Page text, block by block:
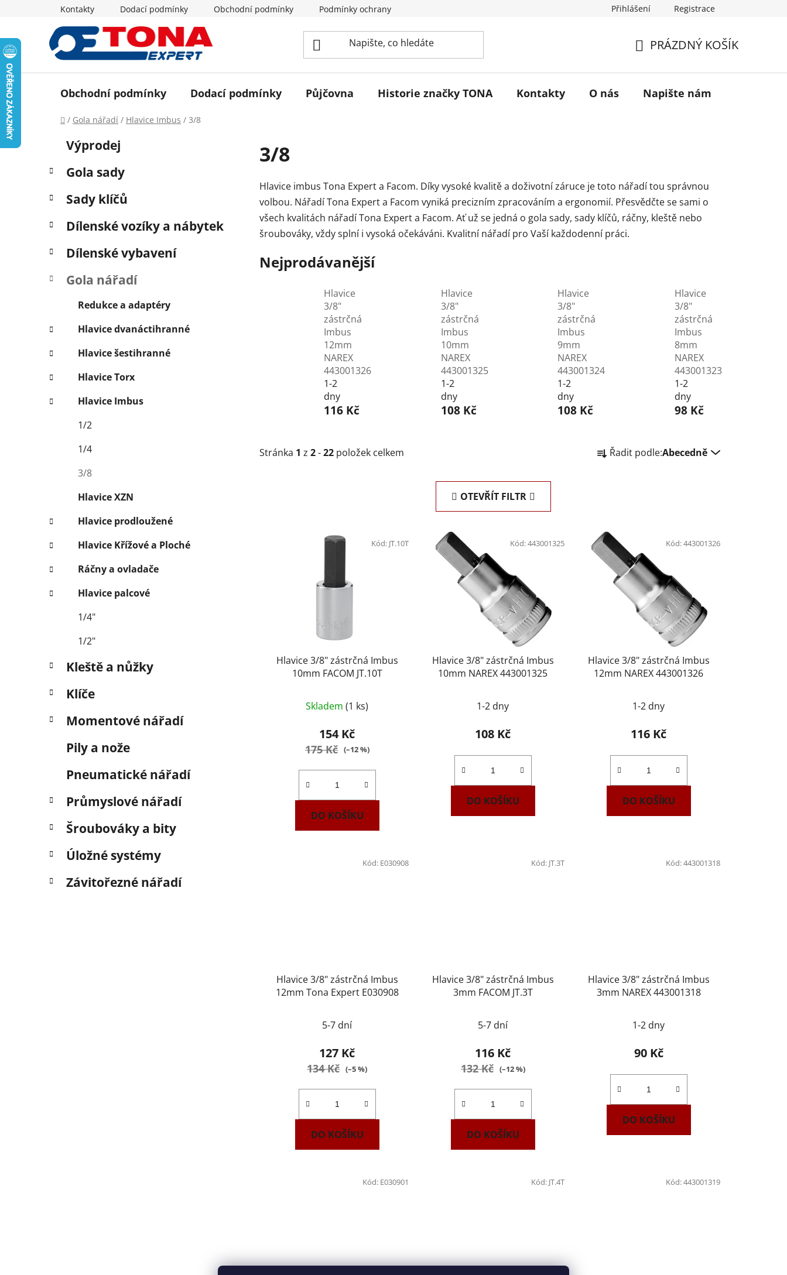
Kontakty Dodací podmínky Obchodní podmínky Podmínky ochrany osobních údajů Historie značky TONA
Přihlášení Registrace
KOŠÍK
PRÁZDNÝ KOŠÍK
Obchodní podmínky Dodací podmínky Půjčovna Historie značky TONA Kontakty O nás Napište nám
Domů
/ Gola nářadí / Hlavice Imbus / 3/8
s
r
n
n
í
p
l
Přeskočit
kategorie
e
o
i
Výprodej
Gola sady
Sady klíčů
Dílenské vozíky a nábytek
Dílenské vybavení
Gola nářadí
Redukce a adaptéry
Hlavice dvanáctihranné
Hlavice šestihranné
Hlavice Torx
Hlavice Imbus
1/2
1/4
3/8
Hlavice XZN
Hlavice prodloužené
Hlavice Křížové a Ploché
Ráčny a ovladače
Hlavice palcové
1/4"
1/2"
Kleště a nůžky
Klíče
Momentové nářadí
Pily a nože
Pneumatické nářadí
Průmyslové nářadí
Šroubováky a bity
Úložné systémy
Závitořezné nářadí
3/8
Hlavice imbus Tona Expert a Facom. Díky vysoké kvalitě a doživotní záruce je toto nářadí tou správnou
volbou. Nářadí Tona Expert a Facom vyniká precizním zpracováním a ergonomií. Přesvědčte se sami o
všech kvalitách nářadí Tona Expert a Facom. Ať už se jedná o gola sady, sady klíčů, ráčny, kleště nebo
šroubováky, vždy splní i vysoká očekáváni. Kvalitní nářadí pro Vaší každodenní práci.
Nejprodávanější
Hlavice
3/8"
zástrčná
Imbus
12mm
NAREX
443001326
1-2
dny
116 Kč
Hlavice
3/8"
zástrčná
Imbus
10mm
NAREX
443001325
1-2
dny
108 Kč
Hlavice
3/8"
zástrčná
Imbus
9mm
NAREX
443001324
1-2
dny
108 Kč
Hlavice
3/8"
zástrčná
Imbus
8mm
NAREX
443001323
1-2
dny
98 Kč
Stránka 1 z 2-22 položek celkem a
p
r
o
Řadit podle:Abecedně
OTEVŘÍT FILTR
Hlavice 3/8" zástrčná Imbus
10mm FACOM JT.10T
Skladem(1 ks)
154 Kč
175 Kč (–12 %)
DO KOŠÍKU
Kód: JT.10T
Hlavice 3/8" zástrčná Imbus
10mm NAREX 443001325
1-2 dny
108 Kč
DO KOŠÍKU
Kód:443001325
Hlavice 3/8" zástrčná Imbus
12mm NAREX 443001326
1-2 dny
116 Kč
DO KOŠÍKU
Kód:443001326
Hlavice 3/8" zástrčná Imbus
12mm Tona Expert E030908
5-7 dní
127 Kč
134 Kč (–5 %)
DO KOŠÍKU
Kód: E030908
Hlavice 3/8" zástrčná Imbus
3mm FACOM JT.3T
5-7 dní
116 Kč
132 Kč (–12 %)
DO KOŠÍKU
Kód: JT.3T
Hlavice 3/8" zástrčná Imbus
3mm NAREX 443001318
1-2 dny
90 Kč
DO KOŠÍKU
Kód:443001318
Kód: E030901 Kód: JT.4T Kód:443001319